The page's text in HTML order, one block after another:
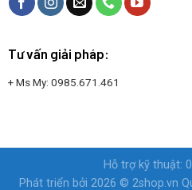
Tư vấn giải pháp:
+ Ms My: 0985.671.461
Hỗ trợ kỹ thuật:
Phát triển bởi 2026 © 2shop.vn